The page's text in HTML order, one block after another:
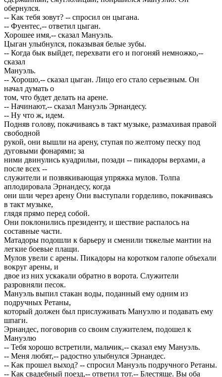
обернулся.
-- Как тебя зовут? -- спросил он цыгана.
-- Фуентес,-- ответил цыган.
Хорошее имя,-- сказал Мануэль.
Цыган улыбнулся, показывая белые зубы.
-- Когда бык выйдет, перехвати его и погоняй немножко,--
сказал
Мануэль.
-- Хорошо,-- сказал цыган. Лицо его стало серьезным. Он
начал думать о
том, что будет делать на арене.
-- Начинают,-- сказал Мануэль Эрнандесу.
-- Ну что ж, идем.
Подняв голову, покачиваясь в такт музыке, размахивая правой
свободной
рукой, они вышли на арену, ступая по желтому песку под
дуговыми фонарями; за
ними двинулись куадрильи, позади -- пикадоры верхами, а
после всех --
служители и позвякивающая упряжка мулов. Толпа
аплодировала Эрнандесу, когда
они шли через арену Они выступали горделиво, покачиваясь
в такт музыке,
глядя прямо перед собой.
Они поклонились президенту, и шествие распалось на
составные части.
Матадоры подошли к барьеру и сменили тяжелые мантии на
легкие боевые плащи.
Мулов увели с арены. Пикадоры на коротком галопе объехали
вокруг арены, и
двое из них ускакали обратно в ворота. Служители
разровняли песок.
Мануэль выпил стакан воды, поданный ему одним из
подручных Ретаны,
который должен был прислуживать Мануэлю и подавать ему
шпаги.
Эрнандес, поговорив со своим служителем, подошел к
Мануэлю
-- Тебя хорошо встретили, мальчик,-- сказал ему Мануэль.
-- Меня любят,-- радостно улыбнулся Эрнандес.
-- Как прошел выход? -- спросил Мануэль подручного Ретаны.
-- Как свадебный поезд,-- ответил тот.-- Блестяще. Вы оба